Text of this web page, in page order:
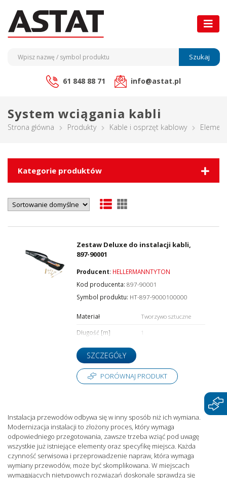
Szukaj
61 848 88 71 info@astat.pl
System wciągania kabli
Strona główna Produkty Kable i osprzęt kablowy
Kategorie produktów
Zestaw Deluxe do instalacji kabli,
897-90001
Producent: HELLERMANNTYTON
Kod producenta:897-90001
Symbol produktu: HT-897-9000100000
Materiał
Tworzywo sztuczne
Długość [m]
1
SZCZEGÓŁY
PORÓWNAJ PRODUKT
Instalacja przewodów odbywa się w inny sposób niż ich wymiana.
Modernizacja instalacji to złożony proces, który wymaga
odpowiedniego przegotowania, zawsze trzeba wziąć pod uwagę
wszystkie już istniejące elementy oraz specyfikę miejsca. Każda
czynność serwisowa i przeprowadzenie napraw, która wymaga
wymiany przewodów, może być skomplikowana. W miejscach
wymagających nietypowych rozwiązań doskonale sprawdzą się